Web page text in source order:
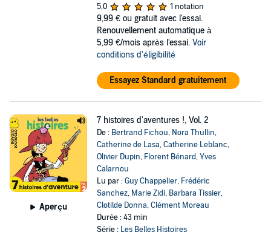
5,0
1 notation
9,99 € ou gratuit avec l'essai.
Renouvellement automatique à
5,99 €/mois après l'essai. Voir
conditions d'éligibilité
Essayez Standard gratuitement
Aperçu
7 histoires d'aventures !, Vol. 2
De : Bertrand Fichou, Nora Thullin,
Catherine de Lasa,Catherine Leblanc,
Olivier Dupin, Florent Bénard,Yves
Calarnou
Lu par :Guy Chappelier, Frédéric
Sanchez, Marie Zidi, Barbara Tissier,
Clotilde Donna,Clément Moreau
Durée : 43 min
Série : Les Belles Histoires